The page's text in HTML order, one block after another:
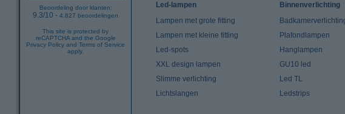
Beoordeling door klanten:
9.3/10 - 4.827 beoordelingen
This site is protected by
reCAPTCHA and the Google
Privacy Policy and Terms of Service
apply.
Led-lampen
Lampen met grote fitting
Lampen met kleine fitting
Led-spots
XXL design lampen
Slimme verlichting
Lichtslangen
Binnenverlichting
Plafondlampen
Hanglampen
GU10 led
Led TL
Ledstrips